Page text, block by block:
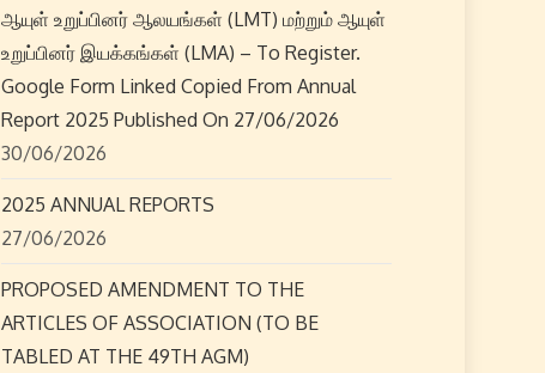
ஆயுள் உறுப்பினர் ஆலயங்கள் (LMT) மற்றும் ஆயுள்
உறுப்பினர் இயக்கங்கள் (LMA) – To Register.
Google Form Linked Copied From Annual
Report 2025 Published On 27/06/2026
30/06/2026
2025 ANNUAL REPORTS
27/06/2026
PROPOSED AMENDMENT TO THE
ARTICLES OF ASSOCIATION (TO BE
TABLED AT THE 49TH AGM)